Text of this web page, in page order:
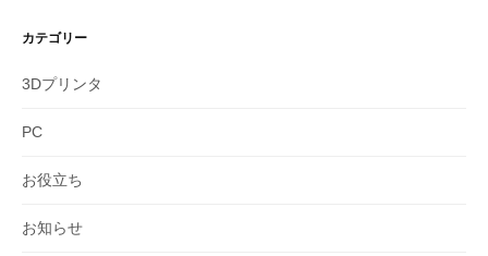
カテゴリー
3Dプリンタ
PC
お役立ち
お知らせ